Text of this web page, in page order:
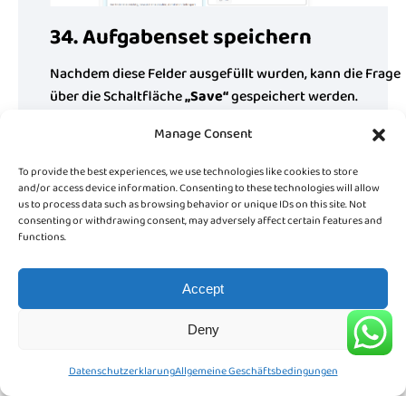
Manage Consent
To provide the best experiences, we use technologies like cookies to store
and/or access device information. Consenting to these technologies will allow
us to process data such as browsing behavior or unique IDs on this site. Not
consenting or withdrawing consent, may adversely affect certain features and
functions.
Accept
Deny
DatenschutzerklarungAllgemeine Geschäftsbedingungen
34. Aufgabenset speichern
Nachdem diese Felder ausgefüllt wurden, kann die Frage
über die Schaltfläche„Save“gespeichert werden.
wurden, ist das Aufgabenset vollständig erstellt.
Share This Article :
Still stuck? How can we help?
Updated on March 23, 2026